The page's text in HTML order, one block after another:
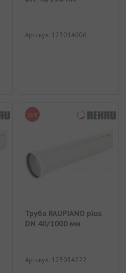
Артикул: 123014006
35%
Труба RAUPIANO plus
DN 40/1000 мм
Артикул: 123034222